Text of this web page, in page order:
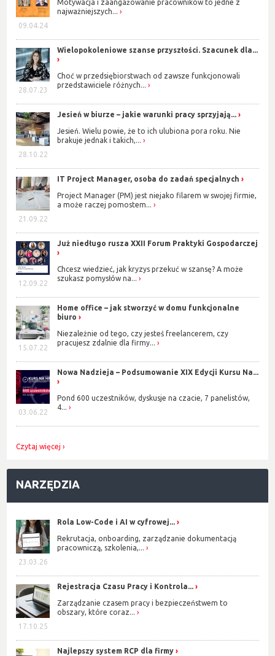
09.04.24
Motywacja i zaangażowanie pracowników to jedne z
najważniejszych...
28.07.23
Wielopokoleniowe szanse przyszłości. Szacunek dla...
Choć w przedsiębiorstwach od zawsze funkcjonowali
przedstawiciele różnych...
28.10.22
Jesień w biurze – jakie warunki pracy sprzyjają...
Jesień. Wielu powie, że to ich ulubiona pora roku. Nie
brakuje jednak i takich,...
21.09.22
IT Project Manager, osoba do zadań specjalnych
Project Manager (PM) jest niejako filarem w swojej firmie,
a może raczej pomostem...
12.09.22
Już niedługo rusza XXII Forum Praktyki Gospodarczej
Chcesz wiedzieć, jak kryzys przekuć w szansę? A może
szukasz pomysłów na...
15.07.22
Home office – jak stworzyć w domu funkcjonalne
biuro
Niezależnie od tego, czy jesteś freelancerem, czy
pracujesz zdalnie dla firmy...
03.06.22
Nowa Nadzieja – Podsumowanie XIX Edycji Kursu Na...
Pond 600 uczestników, dyskusje na czacie, 7 panelistów,
4...
Czytaj więcej
NARZĘDZIA
23.03.26
Rola Low-Code i AI w cyfrowej...
Rekrutacja, onboarding, zarządzanie dokumentacją
pracowniczą, szkolenia,...
17.10.25
Rejestracja Czasu Pracy i Kontrola...
Zarządzanie czasem pracy i bezpieczeństwem to
obszary, które coraz...
Najlepszy system RCP dla firmy